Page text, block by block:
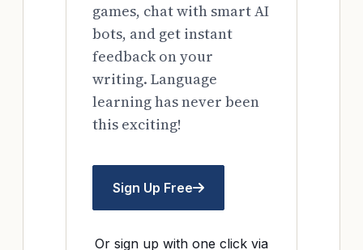
games, chat with smart AI
bots, and get instant
feedback on your
writing. Language
learning has never been
this exciting!
Sign Up Free
Or sign up with one click via